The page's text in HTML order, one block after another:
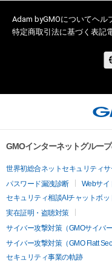
Adam byGMOについてヘル
特定商取引法に基づく表記
GMOインターネットグルー
世界初総合ネットセキュリティサ
パスワード漏洩診断
Webサイ
セキュリティ相談AIチャットボッ
実在証明・盗聴対策
サイバー攻撃対策（GMOサイバ
サイバー攻撃対策（GMO Flatt
セキュリティ事業の軌跡